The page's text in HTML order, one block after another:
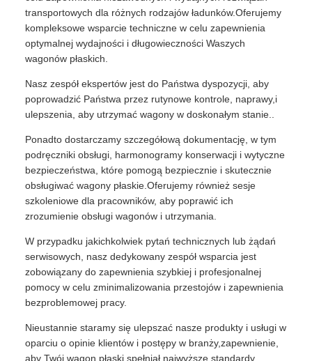
transportowych dla różnych rodzajów ładunków.Oferujemy
kompleksowe wsparcie techniczne w celu zapewnienia
optymalnej wydajności i długowieczności Waszych
wagonów płaskich.
Nasz zespół ekspertów jest do Państwa dyspozycji, aby
poprowadzić Państwa przez rutynowe kontrole, naprawy,i
ulepszenia, aby utrzymać wagony w doskonałym stanie..
Ponadto dostarczamy szczegółową dokumentację, w tym
podręczniki obsługi, harmonogramy konserwacji i wytyczne
bezpieczeństwa, które pomogą bezpiecznie i skutecznie
obsługiwać wagony płaskie.Oferujemy również sesje
szkoleniowe dla pracowników, aby poprawić ich
zrozumienie obsługi wagonów i utrzymania.
W przypadku jakichkolwiek pytań technicznych lub żądań
serwisowych, nasz dedykowany zespół wsparcia jest
zobowiązany do zapewnienia szybkiej i profesjonalnej
pomocy w celu zminimalizowania przestojów i zapewnienia
bezproblemowej pracy.
Nieustannie staramy się ulepszać nasze produkty i usługi w
oparciu o opinie klientów i postępy w branży,zapewnienie,
aby Twój wagon płaski spełniał najwyższe standardy